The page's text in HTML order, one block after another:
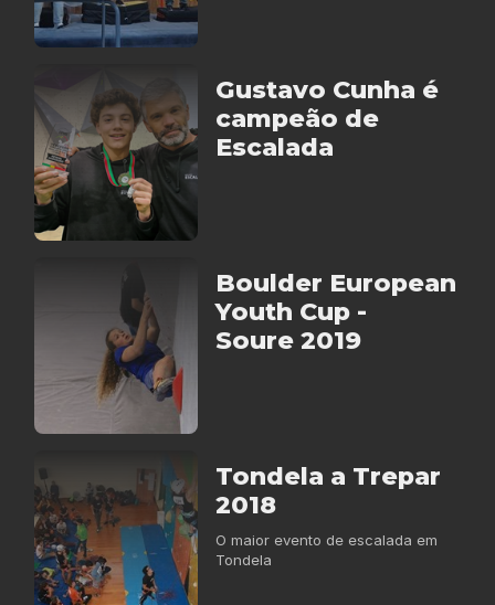
Gustavo Cunha é
campeão de
Escalada
Boulder European
Youth Cup -
Soure 2019
Tondela a Trepar
2018
O maior evento de escalada em
Tondela